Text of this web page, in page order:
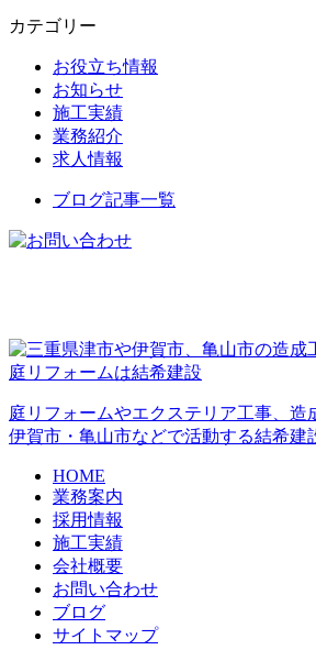
カテゴリー
お役立ち情報
お知らせ
施工実績
業務紹介
求人情報
ブログ記事一覧
庭リフォームやエクステリア工事、造
伊賀市・亀山市などで活動する結希建
HOME
業務案内
採用情報
施工実績
会社概要
お問い合わせ
ブログ
サイトマップ